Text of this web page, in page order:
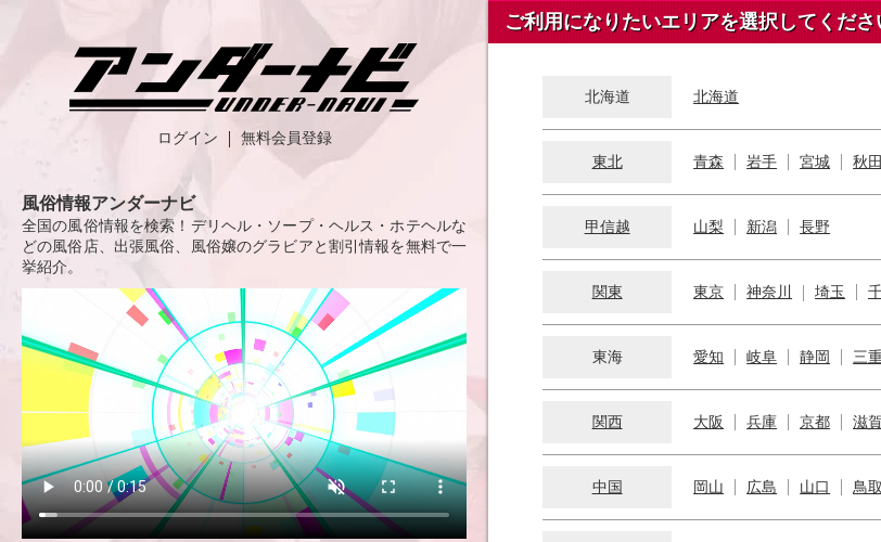
ログイン 無料会員登録
風俗情報アンダーナビ
全国の風俗情報を検索！デリヘル・ソープ・ヘルス・ホテヘルな
どの風俗店、出張風俗、風俗嬢のグラビアと割引情報を無料で一
挙紹介。
ご利用になりたいエリアを選択してくださ
北海道 北海道
東北 青森 岩手 宮城 秋田
甲信越 山梨 新潟 長野
関東 東京 神奈川 埼玉
東海 愛知 岐阜 静岡 三
関西 大阪 兵庫 京都 滋賀
中国 岡山 広島 山口 鳥取